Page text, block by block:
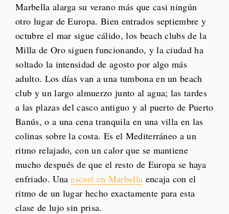
Marbella alarga su verano más que casi ningún
otro lugar de Europa. Bien entrados septiembre y
octubre el mar sigue cálido, los beach clubs de la
Milla de Oro siguen funcionando, y la ciudad ha
soltado la intensidad de agosto por algo más
adulto. Los días van a una tumbona en un beach
club y un largo almuerzo junto al agua; las tardes
a las plazas del casco antiguo y al puerto de Puerto
Banús, o a una cena tranquila en una villa en las
colinas sobre la costa. Es el Mediterráneo a un
ritmo relajado, con un calor que se mantiene
mucho después de que el resto de Europa se haya
enfriado. Unaescort en Marbella encaja con el
ritmo de un lugar hecho exactamente para esta
clase de lujo sin prisa.